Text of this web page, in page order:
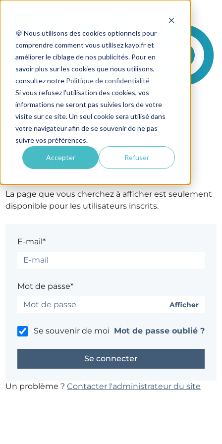
🍪 Nous utilisons des cookies optionnels pour
comprendre comment vous utilisez kayo.fr et
améliorer le ciblage de nos publicités. Pour en
savoir plus sur les cookies que nous utilisons,
consultez notre Politique de confidentialité
Si vous refusez l'utilisation des cookies, vos
informations ne seront pas suivies lors de votre
visite sur ce site. Un seul cookie sera utilisé dans
votre navigateur afin de se souvenir de ne pas
suivre vos préférences.
Accepter Refuser
Se connecter
La page que vous cherchez à afficher est seulement
disponible pour les utilisateurs inscrits.
E-mail*
Mot de passe*
Afficher
Se souvenir de moi Mot de passe oublié ?
Un problème ?Contacter l'administrateur du site